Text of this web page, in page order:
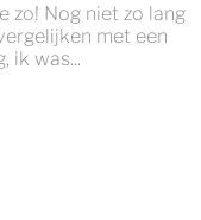
zo! Nog niet zo lang
met een
ik was...